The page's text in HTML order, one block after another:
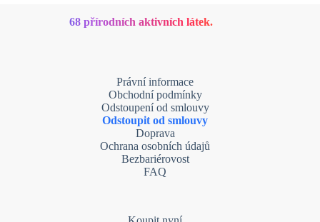
68 přírodních aktivních látek.
Právní informace
Obchodní podmínky
Odstoupení od smlouvy
Odstoupit od smlouvy
Doprava
Ochrana osobních údajů
Bezbariérovost
FAQ